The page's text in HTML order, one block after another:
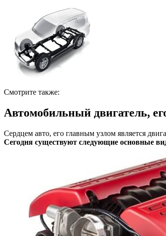
Смотрите также:
Автомобильный двигатель,
Сердцем авто, его главным узлом является
Сегодня существуют следующие основные